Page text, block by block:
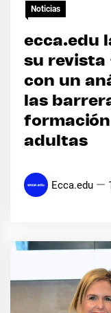
Noticias
ecca.edu
su revista
con un
las
adultas
Ecca.edu